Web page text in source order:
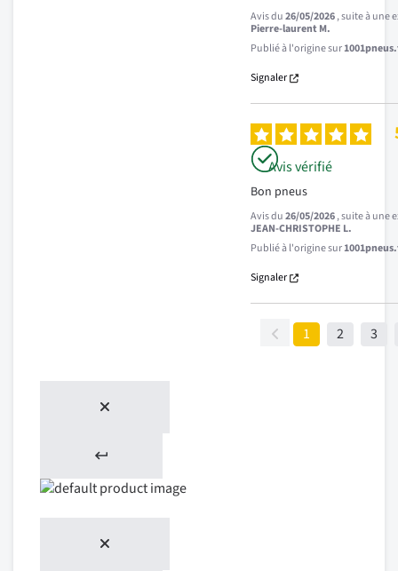
Avis du26/05/2026, suite à une
Pierre-laurent M.
Publié à l'origine sur
Signaler
Avis vérifié
Bon pneus
Avis du26/05/2026, suite à une
JEAN-CHRISTOPHE L.
Publié à l'origine sur
Signaler
1 2 3